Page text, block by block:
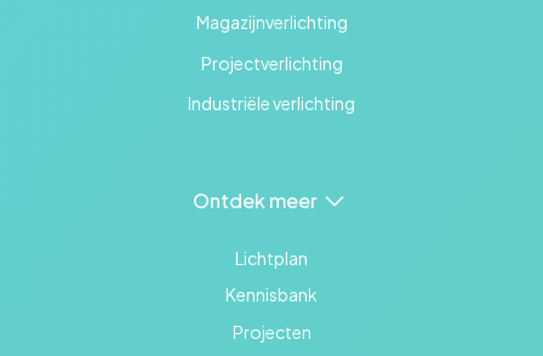
Magazijnverlichting
Projectverlichting
Industriële verlichting
Ontdek meer
Lichtplan
Kennisbank
Projecten